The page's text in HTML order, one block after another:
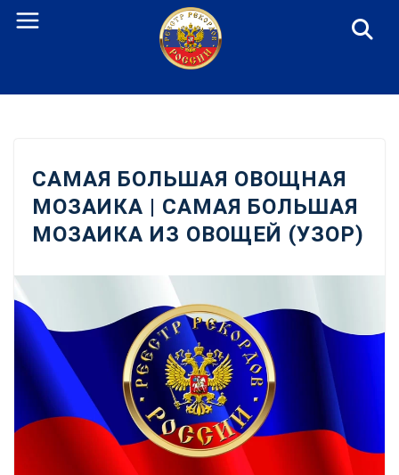
Перейти
САМАЯ БОЛЬШАЯ ОВОЩНАЯ
МОЗАИКА | САМАЯ БОЛЬШАЯ
МОЗАИКА ИЗ ОВОЩЕЙ (УЗОР)